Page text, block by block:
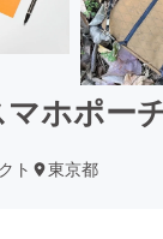
ホポー
ト 東京都